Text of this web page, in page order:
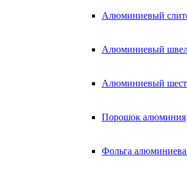
Алюминиевый
Алюминиевый
Алюминиевый
Порошок алюминия
Фольга